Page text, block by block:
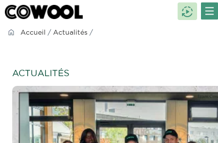
Accueil / Actualités /
ACTUALITÉS